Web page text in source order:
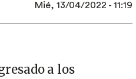
Mié, 13/04/2022 - 11:19
a los